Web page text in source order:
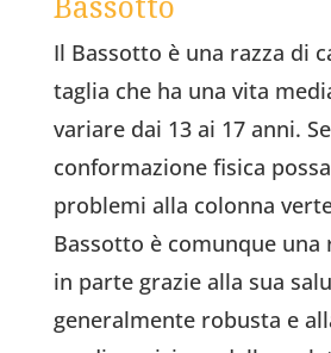
Il Bassotto è una razza di
taglia che ha una vita
variare dai 13 ai 17 anni.
conformazione fisica
problemi alla colonna
Bassotto è comunque una
in parte grazie alla sua
generalmente robusta e